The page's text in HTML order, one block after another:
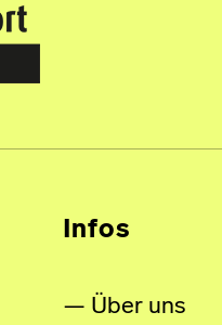
Infos
Über uns